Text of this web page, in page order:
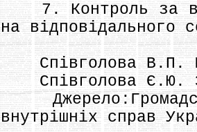
7. Контроль за
на відповідального
Співголова В.П.
Співголова Є.Ю.
внутрішніх справ